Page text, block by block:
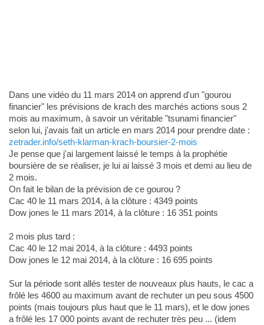
Dans une vidéo du 11 mars 2014 on apprend d'un "gourou
financier" les prévisions de krach des marchés actions sous 2
mois au maximum, à savoir un véritable "tsunami financier"
selon lui, j'avais fait un article en mars 2014 pour prendre date :
zetrader.info/seth-klarman-krach-boursier-2-mois
Je pense que j'ai largement laissé le temps à la prophétie
boursière de se réaliser, je lui ai laissé 3 mois et demi au lieu de
2 mois.
On fait le bilan de la prévision de ce gourou ?
Cac 40 le 11 mars 2014, à la clôture : 4349 points
Dow jones le 11 mars 2014, à la clôture : 16 351 points
2 mois plus tard :
Cac 40 le 12 mai 2014, à la clôture : 4493 points
Dow jones le 12 mai 2014, à la clôture : 16 695 points
Sur la période sont allés tester de nouveaux plus hauts, le cac a
frôlé les 4600 au maximum avant de rechuter un peu sous 4500
points (mais toujours plus haut que le 11 mars), et le dow jones
a frôlé les 17 000 points avant de rechuter très peu ... (idem